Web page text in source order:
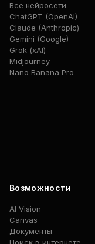
Все нейросети
ChatGPT (OpenAI)
Claude (Anthropic)
Gemini (Google)
Grok (xAI)
Midjourney
Nano Banana Pro
Возможности
AI Vision
Canvas
Документы